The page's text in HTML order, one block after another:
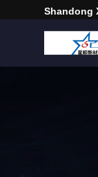
Shandong